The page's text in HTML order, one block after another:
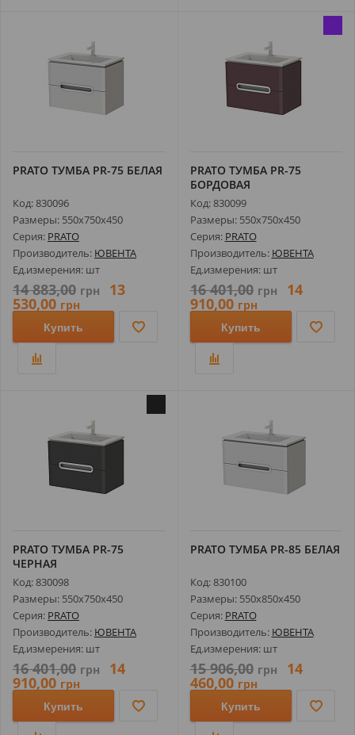
PRATO ТУМБА РR-75 БЕЛАЯ
Код: 830096
Размеры: 550х750х450
Серия: PRATO
Производитель: ЮВЕНТА
Ед.измерения: шт
14 883,00 грн 13
530,00 грн
Купить
PRATO ТУМБА РR-75
БОРДОВАЯ
Код: 830099
Размеры: 550х750х450
Серия: PRATO
Производитель: ЮВЕНТА
Ед.измерения: шт
16 401,00 грн 14
910,00 грн
Купить
PRATO ТУМБА РR-75
ЧЕРНАЯ
Код: 830098
Размеры: 550х750х450
Серия: PRATO
Производитель: ЮВЕНТА
Ед.измерения: шт
16 401,00 грн 14
910,00 грн
Купить
PRATO ТУМБА РR-85 БЕЛАЯ
Код: 830100
Размеры: 550х850х450
Серия: PRATO
Производитель: ЮВЕНТА
Ед.измерения: шт
15 906,00 грн 14
460,00 грн
Купить